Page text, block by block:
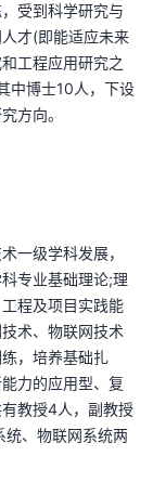
受到科学研究与
才(即能适应未来
工程应用研究之
中博士10人，下设
方向。
一级学科发展，
专业基础理论;理
程及项目实践能
术、物联网技术
，培养基础扎
力的应用型、复
教授4人，副教授
统、物联网系统两